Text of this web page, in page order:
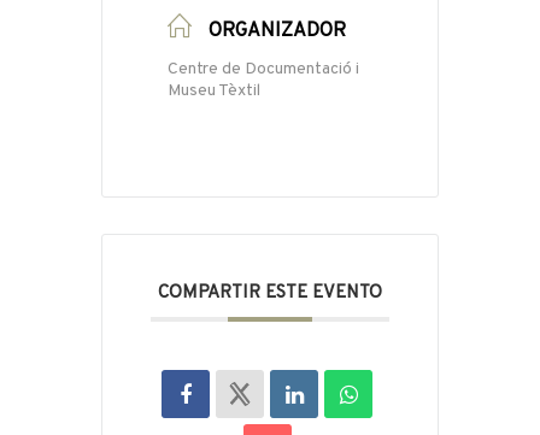
ORGANIZADOR
Centre de Documentació i
Museu Tèxtil
COMPARTIR ESTE EVENTO